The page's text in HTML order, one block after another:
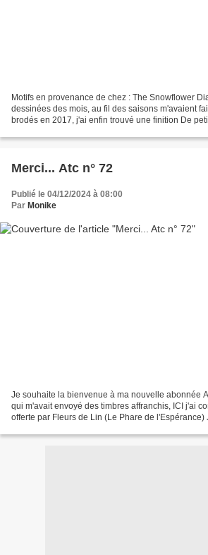
Motifs en provenance de chez : The Snowflower
dessinées des mois, au fil des saisons m'avaient
brodés en 2017, j'ai enfin trouvé une finition De
Merci... Atc n° 72
Publié le 04/12/2024 à 08:00
Par Monike
Je souhaite la bienvenue à ma nouvelle abonnée
qui m'avait envoyé des timbres affranchis, ICI j'ai
offerte par Fleurs de Lin (Le Phare de l'Espérance)